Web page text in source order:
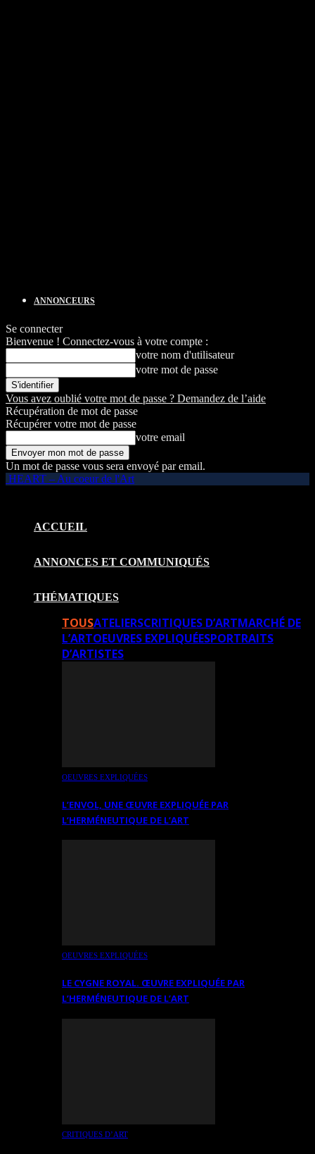
ANNONCEURS
Se connecter
Bienvenue ! Connectez-vous à votre compte :
votre nom d'utilisateur
votre mot de passe
Vous avez oublié votre mot de passe ? Demandez de l’aide
Récupération de mot de passe
Récupérer votre mot de passe
votre email
Un mot de passe vous sera envoyé par email.
HEART – Au coeur de l'Art
ACCUEIL
ANNONCES ET COMMUNIQUÉS
THÉMATIQUES
TOUSATELIERSCRITIQUES D’ARTMARCHÉ DE
L’ARTOEUVRES EXPLIQUÉESPORTRAITS
D’ARTISTES
OEUVRES EXPLIQUÉES
L’ENVOL, UNE ŒUVRE EXPLIQUÉE PAR
L’HERMÉNEUTIQUE DE L’ART
OEUVRES EXPLIQUÉES
LE CYGNE ROYAL. ŒUVRE EXPLIQUÉE PAR
L’HERMÉNEUTIQUE DE L’ART
CRITIQUES D’ART